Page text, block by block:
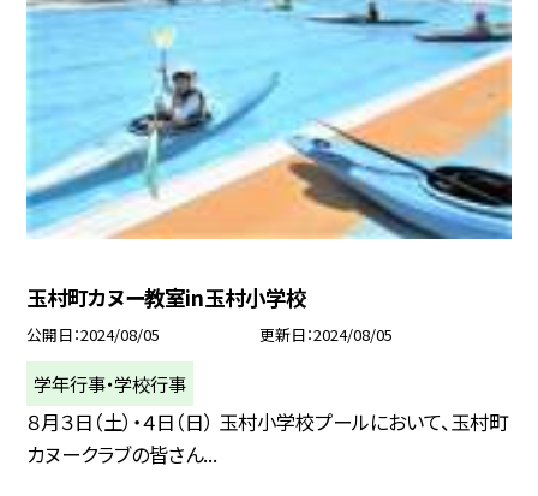
玉村町カヌー教室in玉村小学校
公開日 2024/08/05 更新日 2024/08/05
学年行事・学校行事
８月３日（土）・４日（日） 玉村小学校プールにおいて、玉村町
カヌークラブの皆さん...